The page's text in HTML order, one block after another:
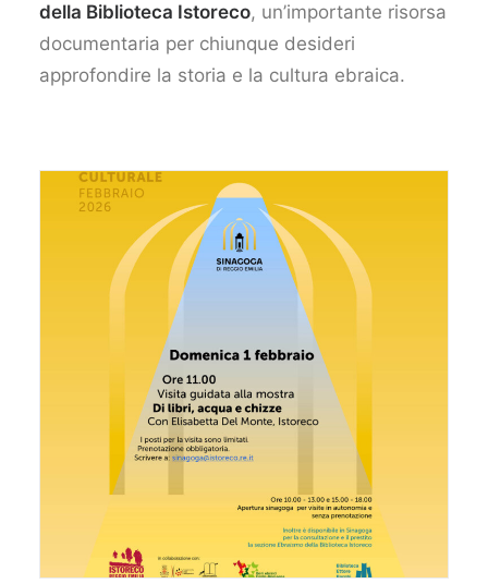
della Biblioteca Istoreco, un’importante risorsa
documentaria per chiunque desideri
approfondire la storia e la cultura ebraica.